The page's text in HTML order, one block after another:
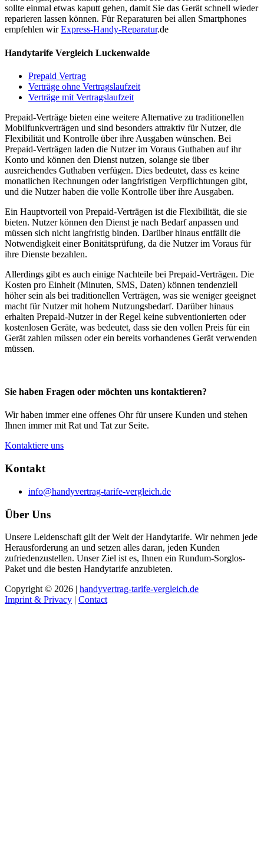
sollte einmal etwas kaputt gehen, damit Sie das Gerät schnell wieder
reparieren lassen können. Für Reparaturen bei allen Smartphones
empfehlen wirExpress-Handy-Reparatur.de
Handytarife Vergleich Luckenwalde
Prepaid Vertrag
Verträge ohne Vertragslaufzeit
Verträge mit Vertragslaufzeit
Prepaid-Verträge bieten eine weitere Alternative zu traditionellen
Mobilfunkverträgen und sind besonders attraktiv für Nutzer, die
Flexibilität und Kontrolle über ihre Ausgaben wünschen. Bei
Prepaid-Verträgen laden die Nutzer im Voraus Guthaben auf ihr
Konto und können den Dienst nutzen, solange sie über
ausreichendes Guthaben verfügen. Dies bedeutet, dass es keine
monatlichen Rechnungen oder langfristigen Verpflichtungen gibt,
und die Nutzer haben die volle Kontrolle über ihre Ausgaben.
Ein Hauptvorteil von Prepaid-Verträgen ist die Flexibilität, die sie
bieten. Nutzer können den Dienst je nach Bedarf anpassen und
müssen sich nicht langfristig binden. Darüber hinaus entfällt die
Notwendigkeit einer Bonitätsprüfung, da die Nutzer im Voraus für
ihre Dienste bezahlen.
Allerdings gibt es auch einige Nachteile bei Prepaid-Verträgen. Die
Kosten pro Einheit (Minuten, SMS, Daten) können tendenziell
höher sein als bei traditionellen Verträgen, was sie weniger geeignet
macht für Nutzer mit hohem Nutzungsbedarf. Darüber hinaus
erhalten Prepaid-Nutzer in der Regel keine subventionierten oder
kostenlosen Geräte, was bedeutet, dass sie den vollen Preis für ein
Gerät zahlen müssen oder ein bereits vorhandenes Gerät verwenden
müssen.
Sie haben Fragen oder möchten uns kontaktieren?
Wir haben immer eine offenes Ohr für unsere Kunden und stehen
Ihnen immer mit Rat und Tat zur Seite.
Kontaktiere uns
Kontakt
info@handyvertrag-tarife-vergleich.de
Über Uns
Unsere Leidenschaft gilt der Welt der Handytarife. Wir nehmen jede
Herausforderung an und setzen alles daran, jeden Kunden
zufriedenzustellen. Unser Ziel ist es, Ihnen ein Rundum-Sorglos-
Paket und die besten Handytarife anzubieten.
Copyright © 2026 | handyvertrag-tarife-vergleich.de
Imprint & Privacy | Contact